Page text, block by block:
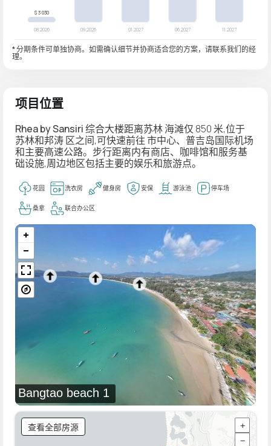
* 分期条件可单独协商。如需确认细节并协商适合您的方案，请联系我们的经
理。
项目位置
Rhea by Sansiri综合大楼距离苏林海滩仅 850 米,位于
苏林和邦涛区之间,可快速前往市中心、 普吉岛国际机场
和主要高速公路。步行距离内有商店、咖啡馆和服务基
础设施,周边地区包括主要的娱乐和旅游点。
花园 洗衣房 健身房 安保 游泳池 停车场
桑拿 联合办公区
Bangtao beach 1
查看全部房源
+
−